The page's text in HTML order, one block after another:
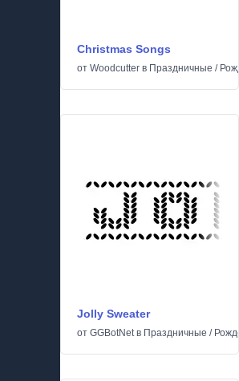
Christmas Songs
от Woodcutter в Праздничные /
Jolly Sweater
от GGBotNetв Праздничные /